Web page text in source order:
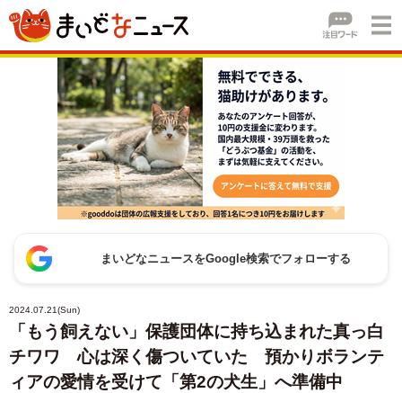
まいどなニュースをGoogle検索でフォローする
2024.07.21(Sun)
「もう飼えない」保護団体に持ち込まれた真っ白
チワワ 心は深く傷ついていた 預かりボランテ
ィアの愛情を受けて「第2の犬生」へ準備中